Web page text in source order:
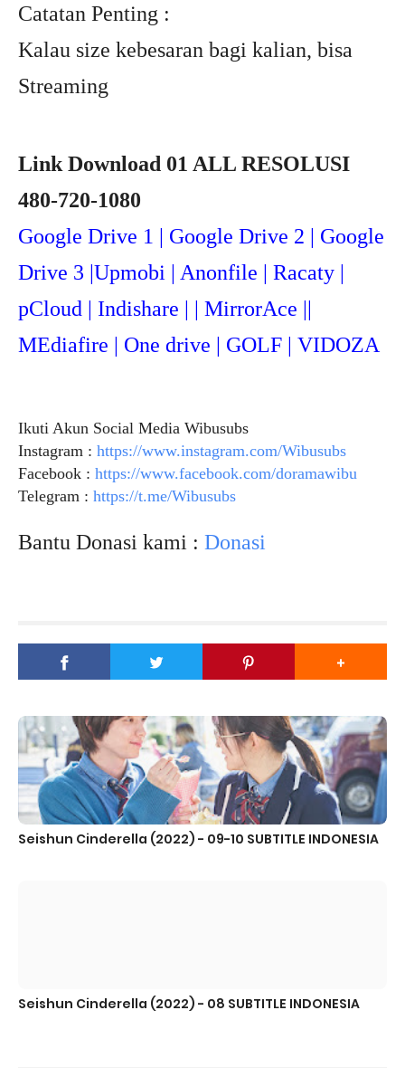
Catatan Penting :
Kalau size kebesaran bagi kalian, bisa
Streaming
Link Download 01 ALL RESOLUSI
480-720-1080
Google Drive 1 | Google Drive 2 | Google
Drive 3 |Upmobi | Anonfile | Racaty |
pCloud | Indishare | | MirrorAce ||
MEdiafire | One drive | GOLF | VIDOZA
Ikuti Akun Social Media Wibusubs
Instagram : https://www.instagram.com/Wibusubs
Facebook : https://www.facebook.com/doramawibu
Telegram : https://t.me/Wibusubs
Bantu Donasi kami : Donasi
Seishun Cinderella (2022) - 09-10 SUBTITLE INDONESIA
Seishun Cinderella (2022) - 08 SUBTITLE INDONESIA